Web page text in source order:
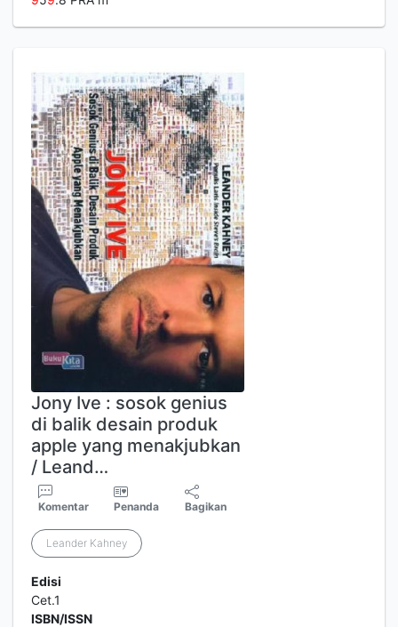
Jony Ive : sosok genius
di balik desain produk
apple yang menakjubkan
/ Leand…
Komentar Penanda Bagikan
Leander Kahney
Edisi
Cet.1
ISBN/ISSN